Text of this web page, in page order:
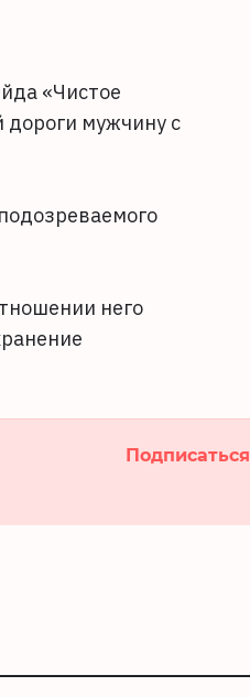
«Чистое
дороги мужчину с
него
Подписаться